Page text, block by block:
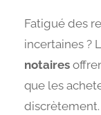
Fatigué des
incertaines ?
notaires
que les
discrètement.